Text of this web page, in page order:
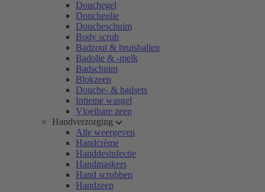
Douchegel
Doucheolie
Doucheschuim
Body scrub
Badzout & bruisballen
Badolie & -melk
Badschuim
Blokzeep
Douche- & badsets
Intieme wasgel
Vloeibare zeep
Handverzorging
Alle weergeven
Handcrème
Handdesinfectie
Handmaskers
Hand scrubben
Handzeep